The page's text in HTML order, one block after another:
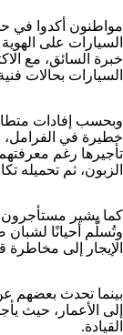
السيارات على
خبرة السائق، مع
السيارات بحالات
وبحسب إفادات
خطيرة في الفرامل،
تأجيرها رغم
الزبون، ثم تحميله
كما يشير مستأجرون
وتُسلَّم أحيانًا
الإيجار إلى مخاطرة
بينما تحدث بعضهم
إلى الأعمار، حيث
القيادة.